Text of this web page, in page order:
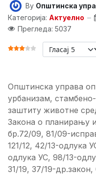
By Општинска
Категорија: Актуелно
Прегледа: 5037
ОЦЕНА КОРИСНИКА: 3
Оцените
Општинска управа
урбанизам,
заштиту животне
Закона о планирању
бр.72/09, 81/09-
121/12, 42/13-одлука
одлука УС, 98/13-
31/19, 37/19-